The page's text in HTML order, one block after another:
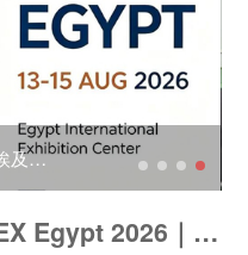
及国
Egypt 2026｜埃